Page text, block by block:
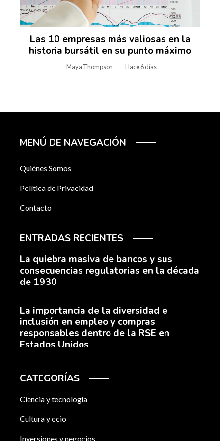
Las 10 empresas más valiosas en la
historia bursátil en su punto máximo
Maya Thompson Hace 6 días
MENÚ DE NAVEGACIÓN
Quiénes Somos
Política de Privacidad
Contacto
ENTRADAS RECIENTES
La quiebra masiva de bancos y sus
consecuencias regulatorias en la década
de 1930
La importancia de la diversidad e
inclusión en empleo y compras
responsables dentro de la RSE en
Estados Unidos
CATEGORÍAS
Ciencia y tecnología
Cultura y ocio
Inversiones y negocios